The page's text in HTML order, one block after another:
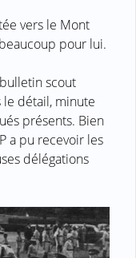
vers le Mont
pour lui.
scout
le détail, minute
présents. Bien
a pu recevoir les
délégations